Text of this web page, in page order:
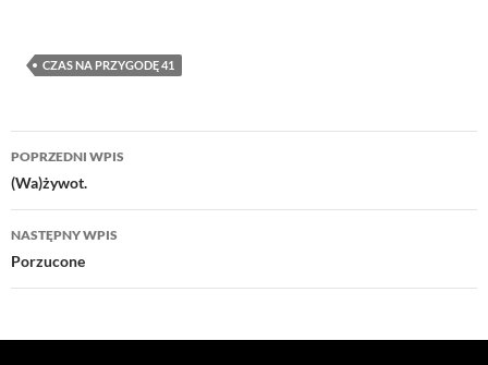
CZAS NA PRZYGODĘ 41
Nawigacja
wpisu
POPRZEDNI WPIS
(Wa)żywot.
NASTĘPNY WPIS
Porzucone